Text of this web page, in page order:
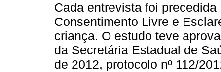
Cada entrevista foi
Consentimento Livre e
criança. O estudo teve
da Secretária Estadual de
de 2012, protocolo nº 112/